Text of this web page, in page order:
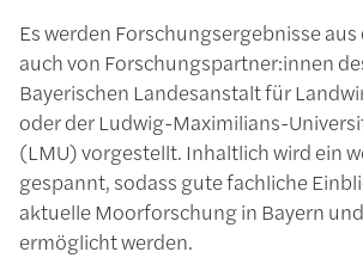
Es werden Forschungsergebnisse aus
auch von Forschungspartner:innen
Bayerischen Landesanstalt für
oder der Ludwig-Maximilians-
(LMU) vorgestellt. Inhaltlich wird ein
gespannt, sodass gute fachliche
aktuelle Moorforschung in Bayern
ermöglicht werden.